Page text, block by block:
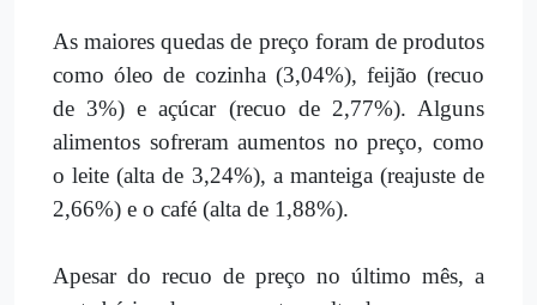
As maiores quedas de preço foram de produtos
como óleo de cozinha (3,04%), feijão (recuo
de 3%) e açúcar (recuo de 2,77%). Alguns
alimentos sofreram aumentos no preço, como
o leite (alta de 3,24%), a manteiga (reajuste de
2,66%) e o café (alta de 1,88%).
Apesar do recuo de preço no último mês, a